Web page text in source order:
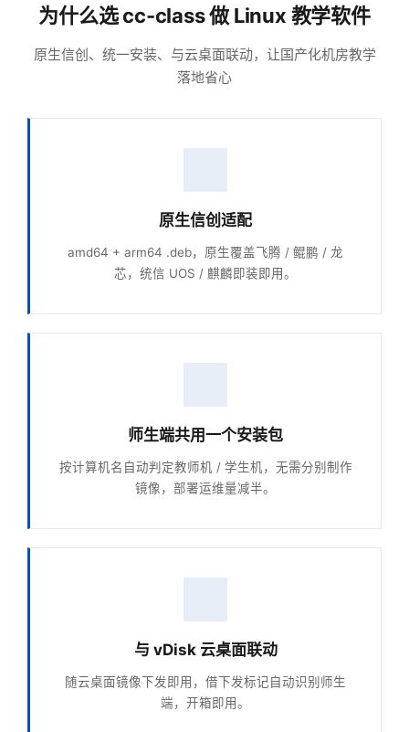
为什么选 cc-class 做 Linux 教学软件
原生信创、统一安装、与云桌面联动，让国产化机房教学
落地省心
原生信创适配
amd64 + arm64 .deb，原生覆盖飞腾 / 鲲鹏 / 龙
芯，统信 UOS / 麒麟即装即用。
师生端共用一个安装包
按计算机名自动判定教师机 / 学生机，无需分别制作
镜像，部署运维量减半。
与 vDisk 云桌面联动
随云桌面镜像下发即用，借下发标记自动识别师生
端，开箱即用。